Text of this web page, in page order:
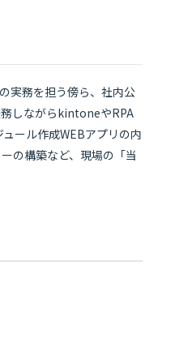
実務を担う傍ら、社内公
しながらkintoneやRPA
ール作成WEBアプリの内
の構築など、現場の「当